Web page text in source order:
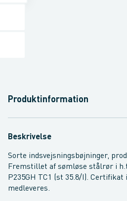
Produktinformation
Beskrivelse
Sorte indsvejsningsbøjninger,
Fremstillet af sømløse stålrør i
P235GH TC1 (st 35.8/I). Certifikat
medleveres.